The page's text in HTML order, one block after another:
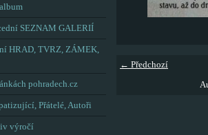
SEZNAM GALERIÍ
HRAD, TVRZ, ZÁMEK,
pohradech.cz
Přátelé, Autoři
výročí
← Předchozí